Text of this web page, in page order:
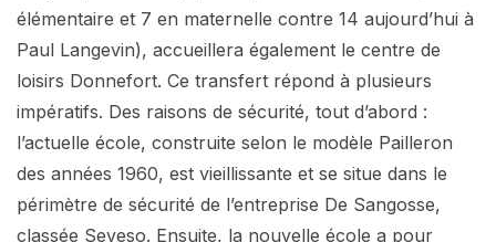
élémentaire et 7 en maternelle contre 14 aujourd’hui à
Paul Langevin), accueillera également le centre de
loisirs Donnefort. Ce transfert répond à plusieurs
impératifs. Des raisons de sécurité, tout d’abord :
l’actuelle école, construite selon le modèle Pailleron
des années 1960, est vieillissante et se situe dans le
périmètre de sécurité de l’entreprise De Sangosse,
classée Seveso. Ensuite, la nouvelle école a pour